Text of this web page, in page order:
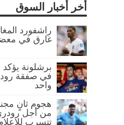
أخر أخبار السوق
راشفورد
غارق في
برشلونة
في صفقة
واحد
هجوم ثانٍ
من أجل
تتسرب